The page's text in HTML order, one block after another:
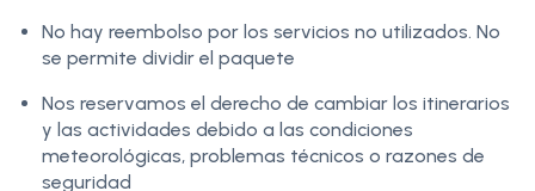
No hay reembolso por los servicios no utilizados. No
se permite dividir el paquete
Nos reservamos el derecho de cambiar los itinerarios
y las actividades debido a las condiciones
meteorológicas, problemas técnicos o razones de
seguridad